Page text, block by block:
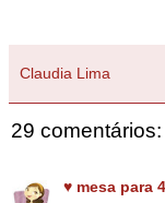
Claudia Lima
29 comentários:
♥ mesa para 4